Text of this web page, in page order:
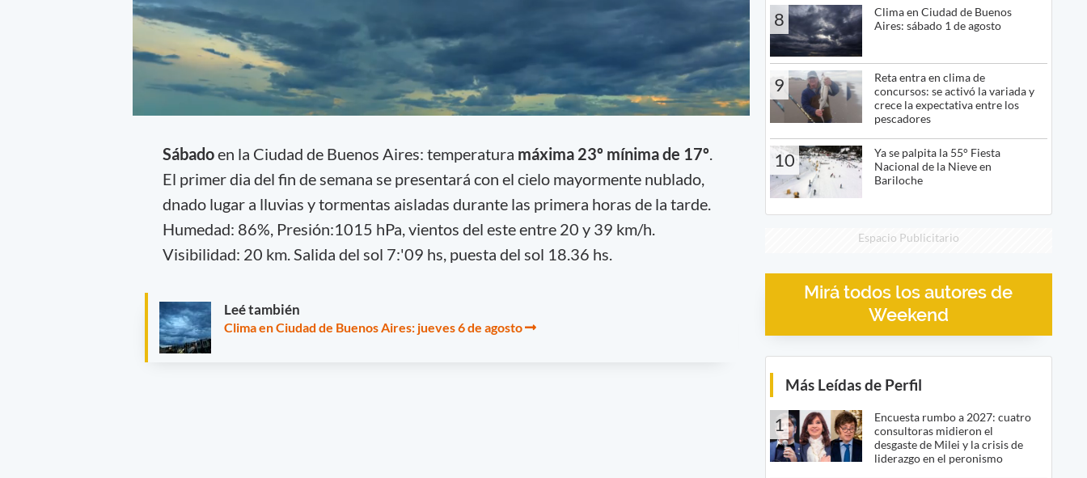
Sábadoen la Ciudad de Buenos Aires: temperatura máxima 23º mínima de 17º.
El primer dia del fin de semana se presentará con el cielo mayormente nublado,
dnado lugar a lluvias y tormentas aisladas durante las primera horas de la tarde.
Humedad: 86%, Presión:1015 hPa, vientos del este entre 20 y 39 km/h.
Visibilidad: 20 km. Salida del sol 7:'09 hs, puesta del sol 18.36 hs.
Leé también
Clima en Ciudad de Buenos Aires: jueves 6 de agosto
8
Clima en Ciudad de Buenos
Aires: sábado 1 de agosto
9
Reta entra en clima de
concursos: se activó la variada y
crece la expectativa entre los
pescadores
10
Ya se palpita la 55° Fiesta
Nacional de la Nieve en
Bariloche
Espacio Publicitario
Mirá todos los autores de
Weekend
Más Leídas de Perfil
1
Encuesta rumbo a 2027: cuatro
consultoras midieron el
desgaste de Milei y la crisis de
liderazgo en el peronismo